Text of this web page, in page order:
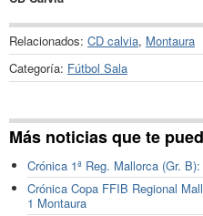
Relacionados: CD calvia, Montaura
Categoría: Fútbol Sala
Más noticias que te
Crónica 1ª Reg. Mallorca (Gr.
Crónica Copa FFIB Regional
1 Montaura